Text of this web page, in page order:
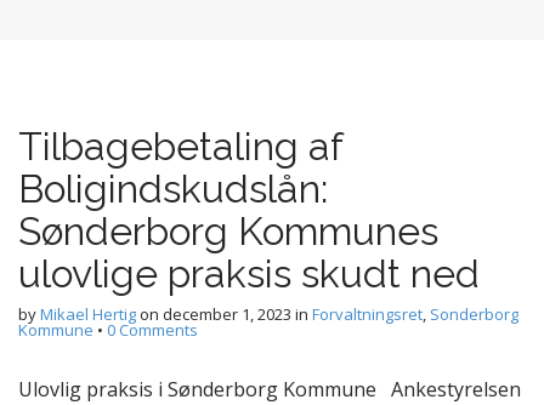
Tilbagebetaling af
Boligindskudslån:
Sønderborg Kommunes
ulovlige praksis skudt ned
byMikael Hertigon december 1, 2023 in Forvaltningsret, Sonderborg
Kommune • 0 Comments
Ulovlig praksis i Sønderborg Kommune Ankestyrelsen